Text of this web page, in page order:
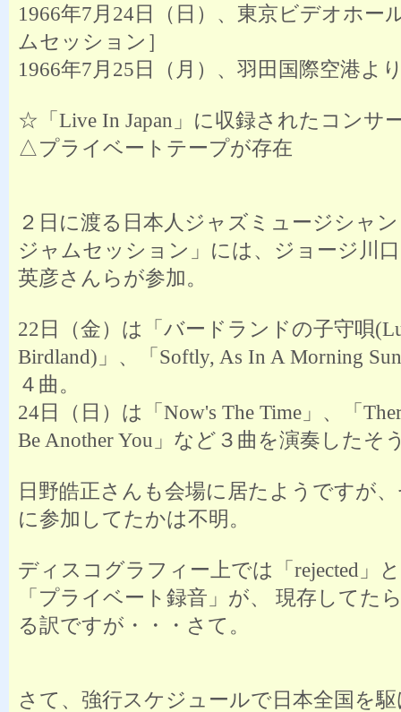
1966年7月24日（日）、東京ビデオホー
ムセッション］
1966年7月25日（月）、羽田国際空港よ
☆「Live In Japan」に収録されたコンサ
△プライベートテープが存在
２日に渡る日本人ジャズミュージシャ
ジャムセッション」には、ジョージ川
英彦さんらが参加。
22日（金）は「バードランドの子守唄
Birdland)」、「Softly, As In A Morning
４曲。
24日（日）は「Now's The Time」、「
Be Another You」など３曲を演奏したそ
日野皓正さんも会場に居たようですが
に参加してたかは不明。
ディスコグラフィー上では「rejected」
「プライベート録音」が、 現存してた
る訳ですが・・・さて。
さて、強行スケジュールで日本全国を